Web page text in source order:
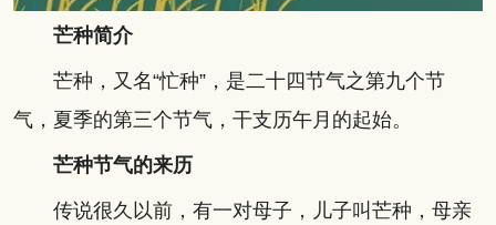
芒种简介
芒种，又名“忙种”，是二十四节气之第九个节
气，夏季的第三个节气，干支历午月的起始。
芒种节气的来历
传说很久以前，有一对母子，儿子叫芒种，母亲